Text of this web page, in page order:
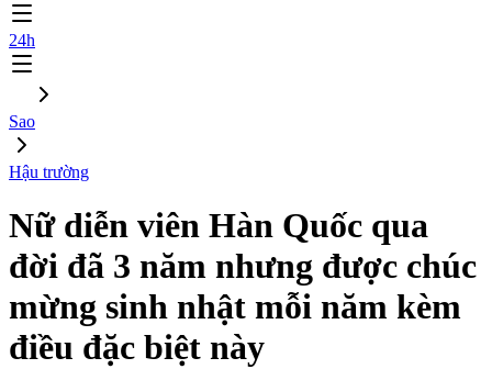
24h
Sao
Hậu trường
Nữ diễn viên Hàn Quốc qua
đời đã 3 năm nhưng được chúc
mừng sinh nhật mỗi năm kèm
điều đặc biệt này